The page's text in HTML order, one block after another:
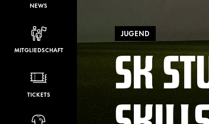
NEWS
MITGLIEDSCHAFT
TICKETS
JUGEND
SK